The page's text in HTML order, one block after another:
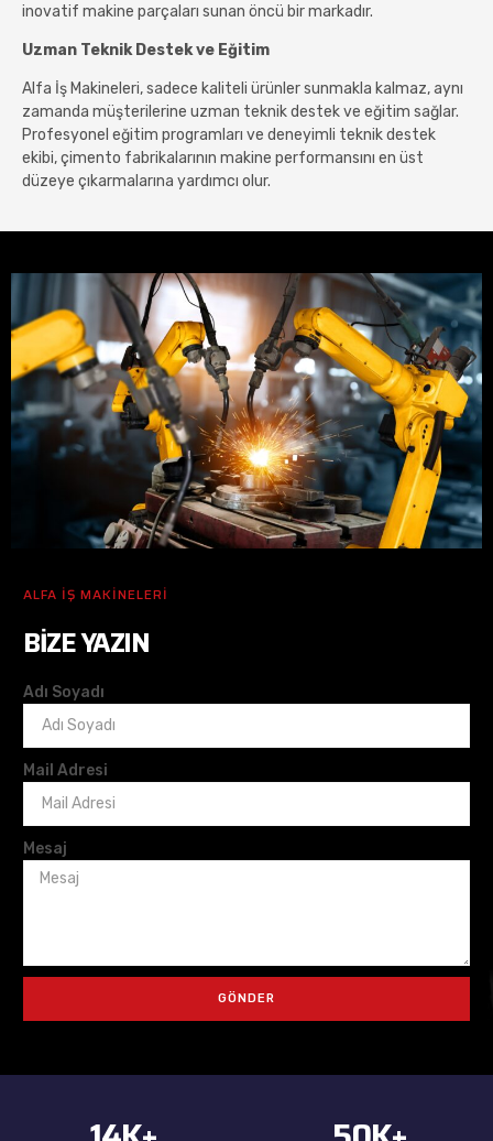
inovatif makine parçaları sunan öncü bir markadır.
Uzman Teknik Destek ve Eğitim
Alfa İş Makineleri, sadece kaliteli ürünler sunmakla kalmaz, aynı
zamanda müşterilerine uzman teknik destek ve eğitim sağlar.
Profesyonel eğitim programları ve deneyimli teknik destek
ekibi, çimento fabrikalarının makine performansını en üst
düzeye çıkarmalarına yardımcı olur.
ALFA İŞ MAKİNELERİ
BIZE YAZIN
Adı Soyadı
Mail Adresi
Mesaj
GÖNDER